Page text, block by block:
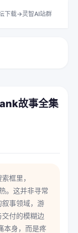
下载->灵智AI站群
故事全集
框里，
。这并非寻常
事领域，游
付的模糊边
本身，而是疼